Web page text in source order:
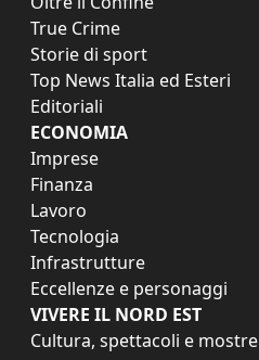
True Crime
Storie di sport
Top News Italia ed Esteri
Editoriali
ECONOMIA
Imprese
Finanza
Lavoro
Tecnologia
Infrastrutture
Eccellenze e personaggi
VIVERE IL NORD EST
Cultura, spettacoli e mostre